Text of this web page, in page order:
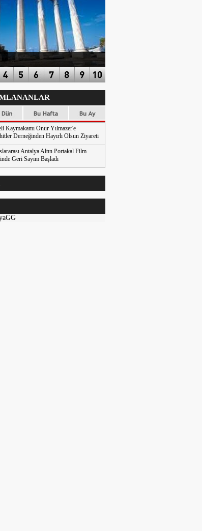
Kaymakamı Onur Yılmazer'e
Derneğinden Hayırlı Olsun Ziyareti
Antalya Altın Portakal Film
Geri Sayım Başladı